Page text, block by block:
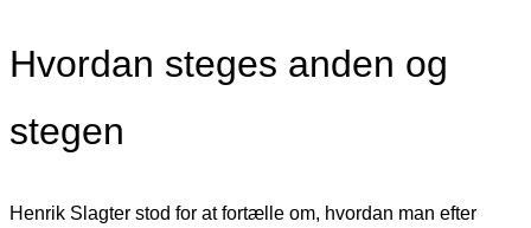
Hvordan steges anden og
stegen
Henrik Slagter stod for at fortælle om, hvordan man efter